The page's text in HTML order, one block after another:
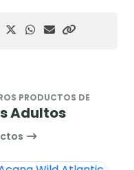
PRODUCTOS DE
Adultos